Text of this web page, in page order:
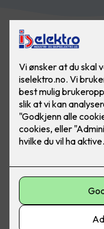
Personvern
samler inn og bruker
våre tjenester og om
Vi innhenter
tjeneste til deg. Ved
Eksempler på
e-post adresse og
informasjonen. Hvis
tilgang til tjenesten.